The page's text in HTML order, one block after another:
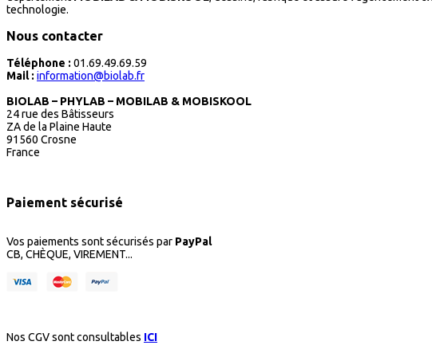
technologie.
Nous contacter
Téléphone : 01.69.49.69.59
Mail : information@biolab.fr
BIOLAB – PHYLAB – MOBILAB & MOBISKOOL
24 rue des Bâtisseurs
ZA de la Plaine Haute
91560 Crosne
France
Paiement sécurisé
Vos paiements sont sécurisés par PayPal
CB, CHÈQUE, VIREMENT...
Nos CGV sont consultables ICI